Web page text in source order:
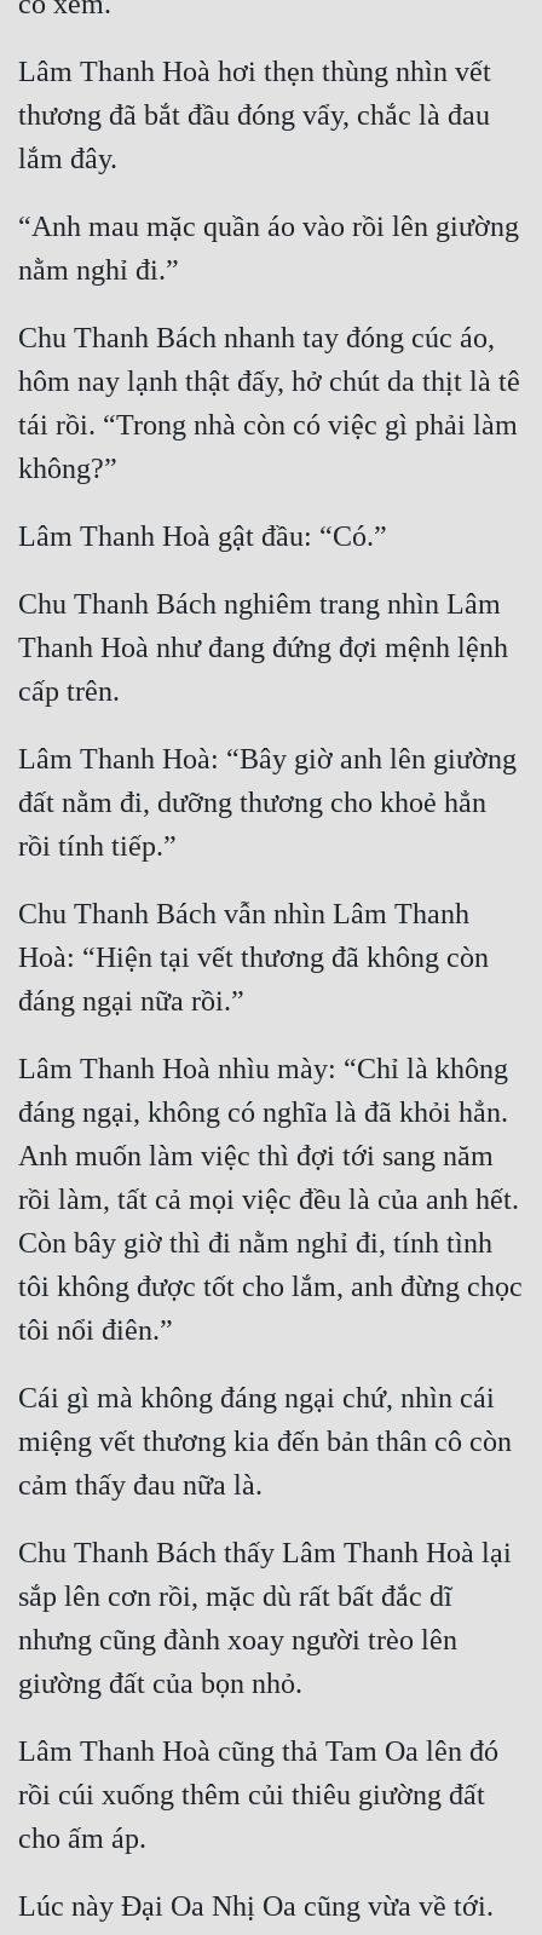
Lâm Thanh Hoà hơi thẹn thùng nhìn vết
thương đã bắt đầu đóng vẩy, chắc là đau
“Anh mau mặc quần áo vào rồi lên giường
Chu Thanh Bách nhanh tay đóng cúc áo,
hôm nay lạnh thật đấy, hở chút da thịt là tê
tái rồi. “Trong nhà còn có việc gì phải làm
Chu Thanh Bách nghiêm trang nhìn Lâm
Thanh Hoà như đang đứng đợi mệnh lệnh
Lâm Thanh Hoà: “Bây giờ anh lên giường
đất nằm đi, dưỡng thương cho khoẻ hẳn
Chu Thanh Bách vẫn nhìn Lâm Thanh
Hoà: “Hiện tại vết thương đã không còn
Lâm Thanh Hoà nhìu mày: “Chỉ là không
đáng ngại, không có nghĩa là đã khỏi hẳn.
Anh muốn làm việc thì đợi tới sang năm
rồi làm, tất cả mọi việc đều là của anh hết.
Còn bây giờ thì đi nằm nghỉ đi, tính tình
tôi không được tốt cho lắm, anh đừng chọc
Cái gì mà không đáng ngại chứ, nhìn cái
miệng vết thương kia đến bản thân cô còn
Chu Thanh Bách thấy Lâm Thanh Hoà lại
sắp lên cơn rồi, mặc dù rất bất đắc dĩ
nhưng cũng đành xoay người trèo lên
Lâm Thanh Hoà cũng thả Tam Oa lên đó
rồi cúi xuống thêm củi thiêu giường đất
Lúc này Đại Oa Nhị Oa cũng vừa về tới.